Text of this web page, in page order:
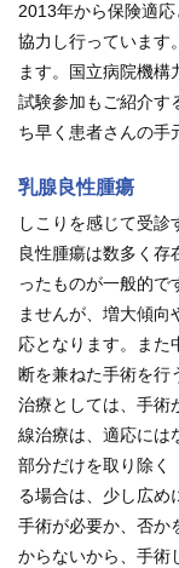
2013年から保険適
協力し行っています
ます。国立病院機構
試験参加もご紹介す
ち早く患者さんの手
乳腺良性腫瘍
しこりを感じて受
良性腫瘍は数多く存
ったものが一般的で
ませんが、増大傾向
応となります。また
断を兼ねた手術を行
治療としては、手術
線治療は、適応には
部分だけを取り除く
る場合は、少し広め
手術が必要か、否か
からないから、手術